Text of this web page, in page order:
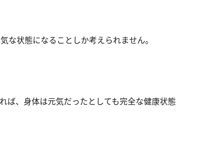
な状態になることしか考えられません。
ば、身体は元気だったとしても完全な健康状態